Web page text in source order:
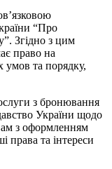
“Про
Згідно з цим
право на
умов та порядку,
з бронювання
України щодо
з оформленням
права та інтереси